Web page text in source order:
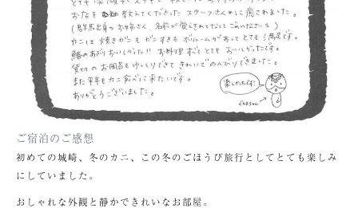
ご宿泊のご感想
初めての城崎、冬のカニ、この冬のごほうび旅行としてとても楽しみ
にしていました。
おしゃれな外観と静かできれいなお部屋。